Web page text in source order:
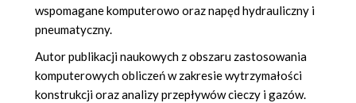
wspomagane komputerowo oraz napęd hydrauliczny i
pneumatyczny.
Autor publikacji naukowych z obszaru zastosowania
komputerowych obliczeń w zakresie wytrzymałości
konstrukcji oraz analizy przepływów cieczy i gazów.